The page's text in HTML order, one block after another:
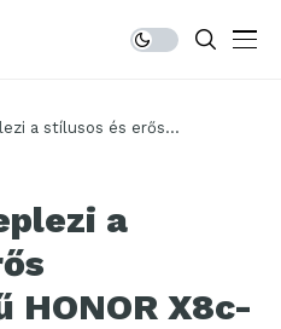
a stílusos és erős
a
X8c-